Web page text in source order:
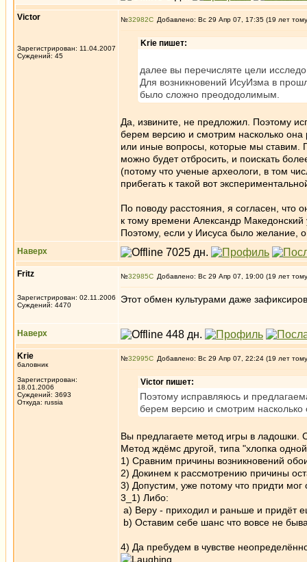
Victor
Зарегистрирован: 11.04.2007
Суждений: 45
№32982 Добавлено: Вс 29 Апр 07, 17:35 (19 лет
Krie пишет:
далее вы перечисляте цели
Для возникновений ИсуИзма в
было сложно преододолимым.
Да, извините, не предложил. Поэтому
берем версию и смотрим насколько
или иные вопросы, которые мы ставим.
можно будет отбросить, и поискать
(потому что ученые археологи, в том
прибегать к такой вот
По поводу расстояния, я согласен,
к тому времени Александр
Поэтому, если у Иисуса было желание,
Наверх
Fritz
Зарегистрирован: 02.11.2006
Суждений: 4470
№32985 Добавлено: Вс 29 Апр 07, 19:00 (19 лет
Этот обмен культурами даже
Наверх
Krie
баловник
Зарегистрирован:
18.01.2006
Суждений: 3693
Откуда: russia
№32995 Добавлено: Вс 29 Апр 07, 22:24 (19 лет
Victor пишет:
Поэтому исправляюсь и
берем версию и смотрим насколько
Вы предлагаете метод игры в
Метод ждёмс другой, типа "хлопка
1) Сравним причины возникновений
2) Докинем к рассмотрению причины
3) Допустим, уже потому что придти мог
3_1) Либо:
a) Веру - приходил и раньше и придёт
b) Оставим себе шанс что вовсе не
4) Да пребудем в чувстве